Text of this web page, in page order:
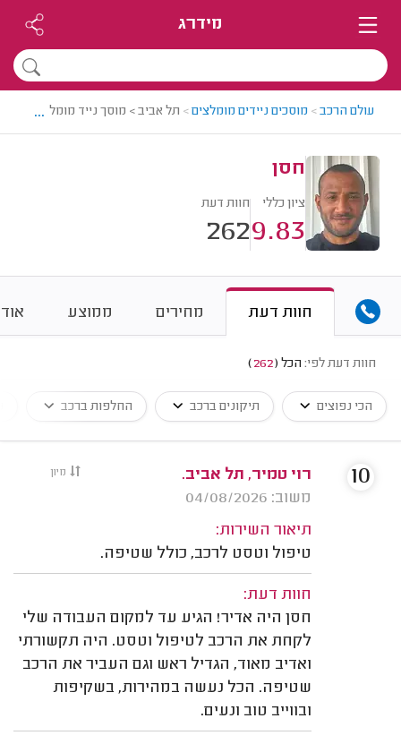
מידרג
עולם הרכב> מוסכים ניידים מומלצים> תל אביב > מוסך נייד מומלץ - חסן
...
חסן
ציון כללי
9.83
חוות דעת
262
חוות דעת מחירים ממוצע
חוות דעת לפי: הכל (
262
)
הכי נפוצים תיקונים ברכב החלפות ברכב
מיון
רוי טמיר, תל אביב.
משוב: 04/08/2026
תיאור השירות:
טיפול וטסט לרכב, כולל שטיפה.
חוות דעת:
חסן היה אדיר! הגיע עד למקום העבודה שלי
לקחת את הרכב לטיפול וטסט. היה תקשורתי
ואדיב מאוד, הגדיל ראש וגם העביר את הרכב
שטיפה. הכל נעשה במהירות, בשקיפות
ובווייב טוב ונעים.
10